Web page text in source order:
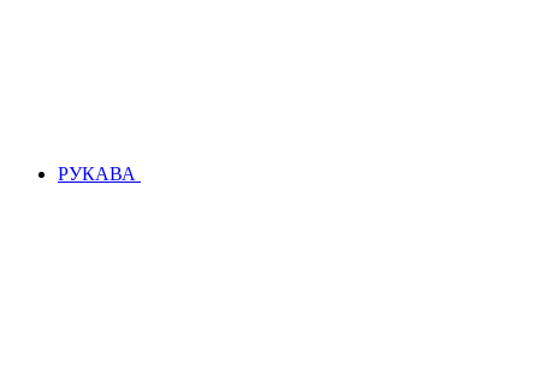
РУКАВА